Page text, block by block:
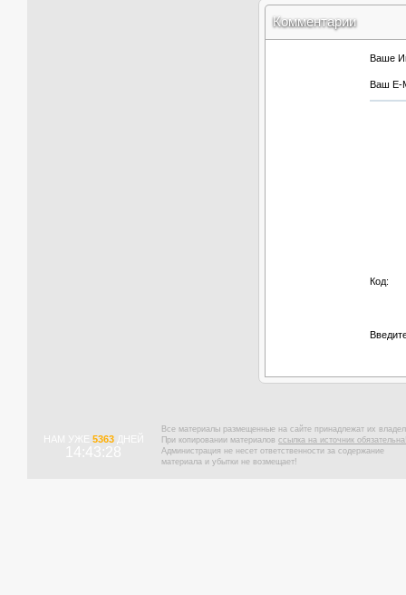
Комментарии
Ваше
Ваш E-
Код:
НАМ УЖЕ 5363ДНЕЙ
14:43:29
Все материалы размещенные на сайте принадлежат их
При копировании материалов ссылка на источник
Администрация не несет ответственности за содержание
материала и убытки не возмещает!